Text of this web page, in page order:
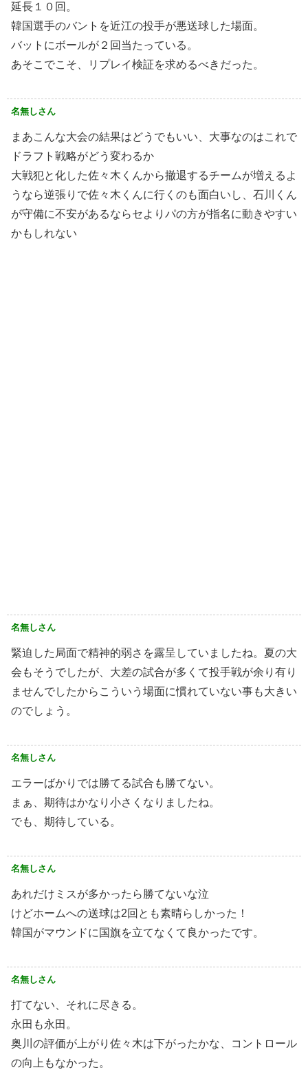
延長１０回。
韓国選手のバントを近江の投手が悪送球した場面。
バットにボールが２回当たっている。
あそこでこそ、リプレイ検証を求めるべきだった。
名無しさん
まあこんな大会の結果はどうでもいい、大事なのはこれで
ドラフト戦略がどう変わるか
大戦犯と化した佐々木くんから撤退するチームが増えるよ
うなら逆張りで佐々木くんに行くのも面白いし、石川くん
が守備に不安があるならセよりパの方が指名に動きやすい
かもしれない
名無しさん
緊迫した局面で精神的弱さを露呈していましたね。夏の大
会もそうでしたが、大差の試合が多くて投手戦が余り有り
ませんでしたからこういう場面に慣れていない事も大きい
のでしょう。
名無しさん
エラーばかりでは勝てる試合も勝てない。
まぁ、期待はかなり小さくなりましたね。
でも、期待している。
名無しさん
あれだけミスが多かったら勝てないな泣
けどホームへの送球は2回とも素晴らしかった！
韓国がマウンドに国旗を立てなくて良かったです。
名無しさん
打てない、それに尽きる。
永田も永田。
奥川の評価が上がり佐々木は下がったかな、コントロール
の向上もなかった。